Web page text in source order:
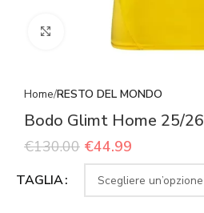
Click to enlarge
Home RESTO DEL MONDO
Bodo Glimt Home 25/26
€130.00 €44.99
TAGLIA